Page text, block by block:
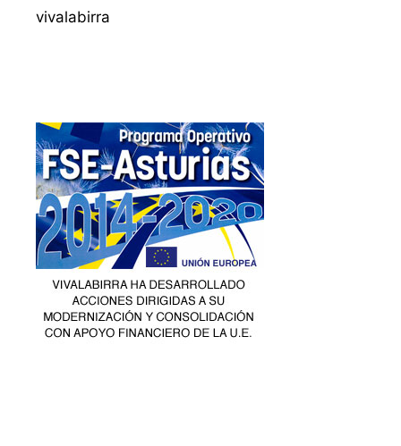
vivalabirra